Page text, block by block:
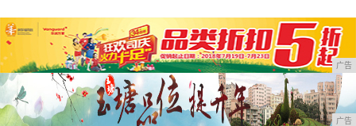
广告
广告